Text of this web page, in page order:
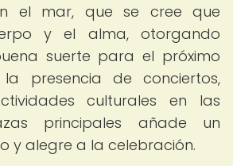
el mar, que se cree que
y el alma, otorgando
suerte para el próximo
presencia de conciertos,
culturales en las
principales añade un
y alegre a la celebración.